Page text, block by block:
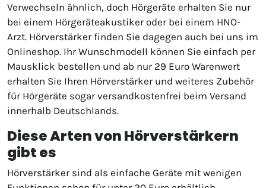
Verwechseln ähnlich, doch Hörgeräte erhalten Sie nur
bei einem Hörgeräteakustiker oder bei einem HNO-
Arzt. Hörverstärker finden Sie dagegen auch bei uns im
Onlineshop. Ihr Wunschmodell können Sie einfach per
Mausklick bestellen und ab nur 29 Euro Warenwert
erhalten Sie Ihren Hörverstärker und weiteres Zubehör
für Hörgeräte sogar versandkostenfrei beim Versand
innerhalb Deutschlands.
Diese Arten von Hörverstärkern
gibt es
Hörverstärker sind als einfache Geräte mit wenigen